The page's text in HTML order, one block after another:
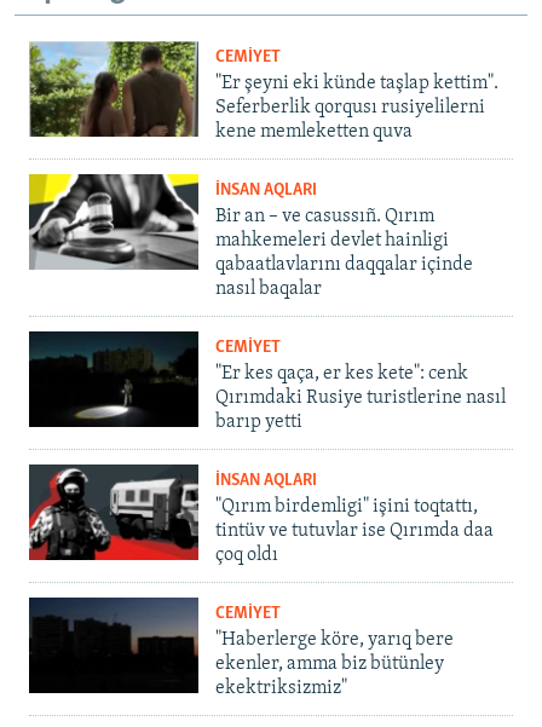
CEMİYET
"Er şeyni eki künde taşlap kettim".
Seferberlik qorqusı rusiyelilerni
kene memleketten quva
İNSAN AQLARI
Bir an – ve casussıñ. Qırım
mahkemeleri devlet hainligi
qabaatlavlarını daqqalar içinde
nasıl baqalar
CEMİYET
"Er kes qaça, er kes kete": cenk
Qırımdaki Rusiye turistlerine nasıl
barıp yetti
İNSAN AQLARI
"Qırım birdemligi" işini toqtattı,
tintüv ve tutuvlar ise Qırımda daa
çoq oldı
CEMİYET
"Haberlerge köre, yarıq bere
ekenler, amma biz bütünley
ekektriksizmiz"